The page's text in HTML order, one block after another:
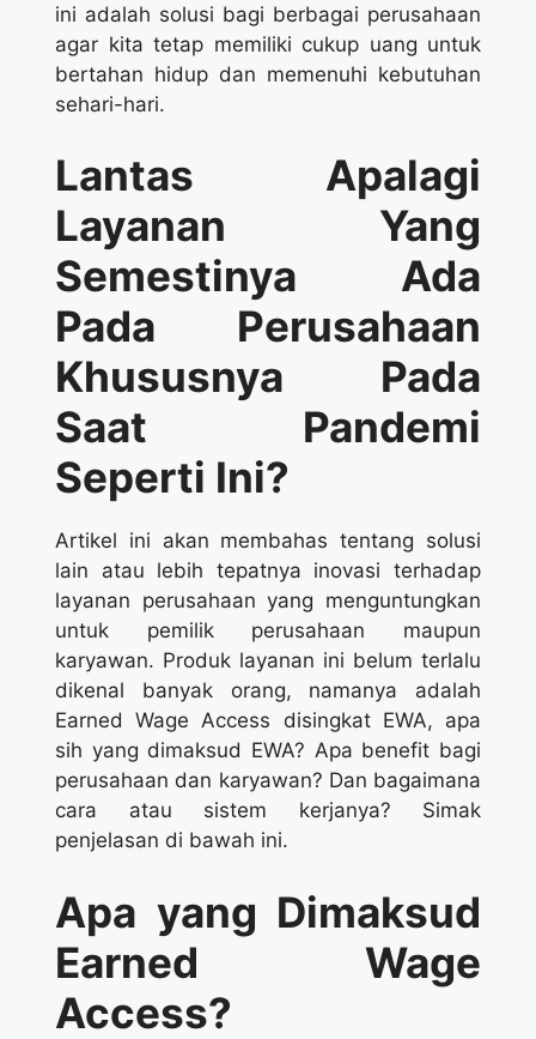
ini adalah solusi bagi berbagai perusahaan
agar kita tetap memiliki cukup uang untuk
bertahan hidup dan memenuhi kebutuhan
sehari-hari.
Lantas Apalagi
Layanan Yang
Semestinya Ada
Pada Perusahaan
Khususnya Pada
Saat Pandemi
Seperti Ini?
Artikel ini akan membahas tentang solusi
lain atau lebih tepatnya inovasi terhadap
layanan perusahaan yang menguntungkan
untuk pemilik perusahaan maupun
karyawan. Produk layanan ini belum terlalu
dikenal banyak orang, namanya adalah
Earned Wage Access disingkat EWA, apa
sih yang dimaksud EWA? Apa benefit bagi
perusahaan dan karyawan? Dan bagaimana
cara atau sistem kerjanya? Simak
penjelasan di bawah ini.
Apa yang Dimaksud
Earned Wage
Access?